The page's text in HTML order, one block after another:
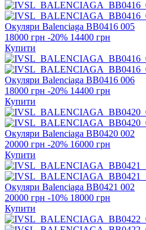
Окуляри Balenciaga BB0416 005
18000 грн -20% 14400 грн
Купити
Окуляри Balenciaga BB0416 006
18000 грн -20% 14400 грн
Купити
Окуляри Balenciaga BB0420 002
20000 грн -20% 16000 грн
Купити
Окуляри Balenciaga BB0421 002
20000 грн -10% 18000 грн
Купити